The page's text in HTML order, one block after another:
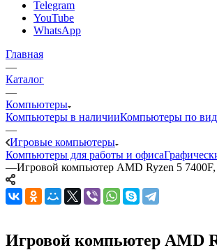
Telegram
YouTube
WhatsApp
Главная
—
Каталог
—
Компьютеры
Компьютеры в наличииКомпьютеры по
—
Игровые компьютеры
Компьютеры для работы и офиса
—Игровой компьютер AMD Ryzen 5
Игровой компьютер AMD